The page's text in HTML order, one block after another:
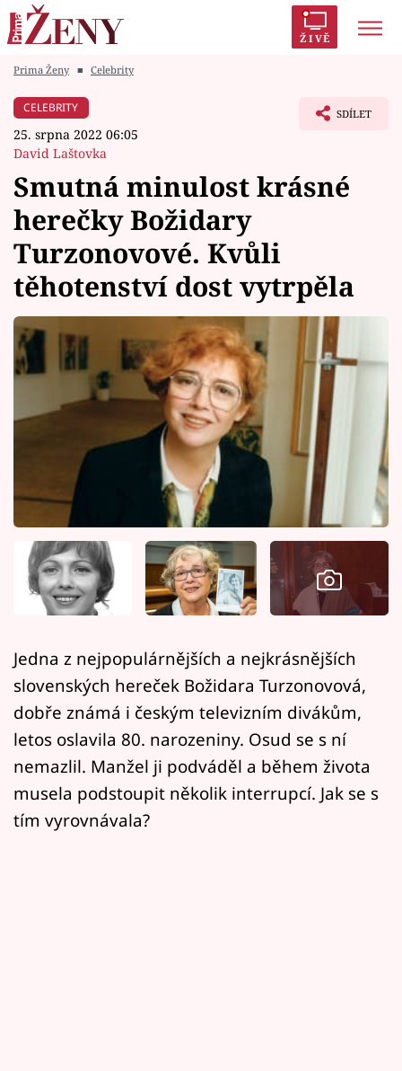
ŽIVĚ
Módní alarm
Témata
Celebrity
Vztahy
Seriály
Horoskopy
Sledujte prima+
Filmový festival Karlovy Vary
Pořady
Mámy sobě
Sledujte nás
Prima Ženy ■ Celebrity
CELEBRITY
25. srpna 2022 06:05
David Laštovka
SDÍLET
Smutná minulost krásné
herečky Božidary
Turzonovové. Kvůli
těhotenství dost vytrpěla
Jedna z nejpopulárnějších a nejkrásnějších
slovenských hereček Božidara Turzonovová,
dobře známá i českým televizním divákům,
letos oslavila 80. narozeniny. Osud se s ní
nemazlil. Manžel ji podváděl a během života
musela podstoupit několik interrupcí. Jak se s
tím vyrovnávala?